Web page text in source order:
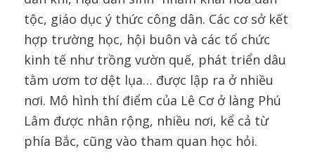
tộc, giáo dục ý thức công dân. Các cơ sở kết
hợp trường học, hội buôn và các tổ chức
kinh tế như trồng vườn quế, phát triển dâu
tằm ươm tơ dệt lụa… được lập ra ở nhiều
nơi. Mô hình thí điểm của Lê Cơ ở làng Phú
Lâm được nhân rộng, nhiều nơi, kể cả từ
phía Bắc, cũng vào tham quan học hỏi.